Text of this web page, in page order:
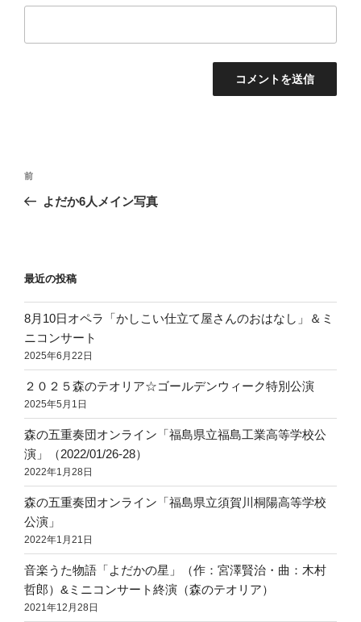
投
ー
シ
ョ
ン
前
の
前
よだか6人メイン写真
最近の投稿
8月10日オペラ「かしこい仕立て屋さんのおはなし」＆ミ
ニコンサート
2025年6月22日
２０２５森のテオリア☆ゴールデンウィーク特別公演
2025年5月1日
森の五重奏団オンライン「福島県立福島工業高等学校公
演」（2022/01/26-28）
2022年1月28日
森の五重奏団オンライン「福島県立須賀川桐陽高等学校
公演」
2022年1月21日
音楽うた物語「よだかの星」（作：宮澤賢治・曲：木村
哲郎）&ミニコンサート終演（森のテオリア）
2021年12月28日